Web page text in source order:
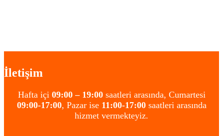
İletişim
Hafta içi 09:00 – 19:00saatleri arasında, Cumartesi
09:00-17:00, Pazar ise 11:00-17:00saatleri arasında
hizmet vermekteyiz.